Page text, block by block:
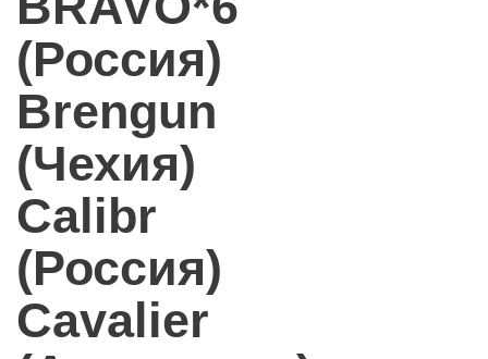
(Россия)
Brengun
(Чехия)
Calibr
(Россия)
Cavalier